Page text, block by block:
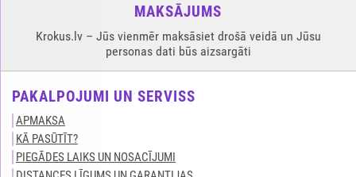
MAKSĀJUMS
Krokus.lv – Jūs vienmēr maksāsiet drošā veidā un Jūsu
personas dati būs aizsargāti
PAKALPOJUMI UN SERVISS
APMAKSA
KĀ PASŪTĪT?
PIEGĀDES LAIKS UN NOSACĪJUMI